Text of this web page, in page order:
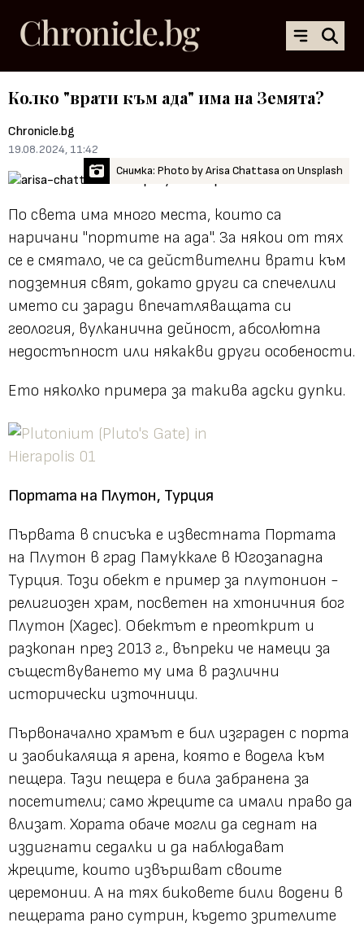
Колко "врати към ада" има на Земята?
Chronicle.bg
19.08.2024, 11:42
Снимка: Photo by Arisa Chattasa on Unsplash
По света има много места, които са
наричани "портите на ада". За някои от тях
се е смятало, че са действителни врати към
подземния свят, докато други са спечелили
името си заради впечатляващата си
геология, вулканична дейност, абсолютна
недостъпност или някакви други особености.
Ето няколко примера за такива адски дупки.
Портата на Плутон, Турция
Първата в списъка е известната Портата
на Плутон в град Памуккале в Югозападна
Турция. Този обект е пример за плутонион -
религиозен храм, посветен на хтоничния бог
Плутон (Хадес). Обектът е преоткрит и
разкопан през 2013 г., въпреки че намеци за
съществуването му има в различни
исторически източници.
Първоначално храмът е бил изграден с порта
и заобикаляща я арена, която е водела към
пещера. Тази пещера е била забранена за
посетители; само жреците са имали право да
влизат. Хората обаче могли да седнат на
издигнати седалки и да наблюдават
жреците, които извършват своите
церемонии. А на тях биковете били водени в
пещерата рано сутрин, където зрителите